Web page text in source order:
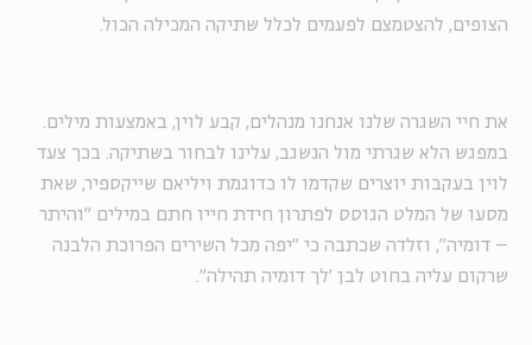
הצופים, להצטמצם לפעמים לכלל שתיקה המכילה הכול.
את חיי השגרה שלנו אנחנו מנהלים, קבע לוין, באמצעות מילים.
במפגש הלא שגרתי מול הנשגב, עלינו לבחור בשתיקה. בכך צעד
לוין בעקבות יוצרים שקדמו לו כדוגמת ויליאם שייקספיר, שאת
מסעו של המלט הגוסס לפתרון חידת חייו חתם במילים "והיתר
– דומיה", וזלדה שכתבה כי "יפה מכל השירים הפרוכת הלבנה
שרקום עליה בחוט לבן 'לך דומיה תהילה".